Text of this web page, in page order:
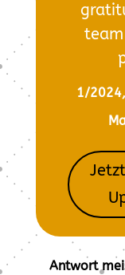
1/
Antwort